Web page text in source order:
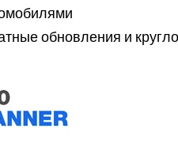
обновления и